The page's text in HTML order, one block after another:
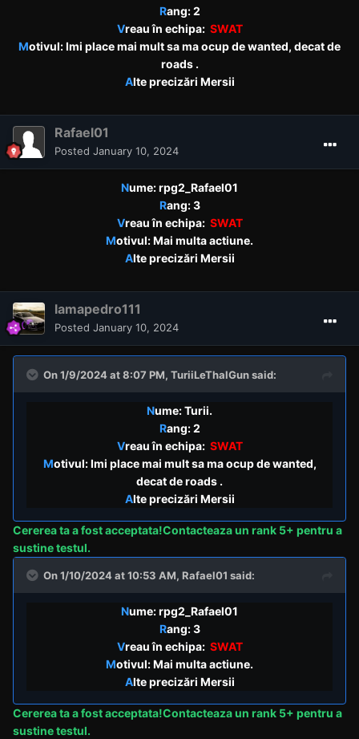
Rang: 2
Vreau în echipa: SWAT
Motivul: Imi place mai mult sa ma ocup de wanted, decat de
roads .
Alte precizări Mersii
Rafael01
Posted January 10, 2024
Nume: rpg2_Rafael01
Rang: 3
Vreau în echipa: SWAT
Motivul: Mai multa actiune.
Alte precizări Mersii
lamapedro111
Posted January 10, 2024
On 1/9/2024 at 8:07 PM,TuriiLeThalGunsaid:
Nume: Turii.
Rang: 2
Vreau în echipa: SWAT
Motivul: Imi place mai mult sa ma ocup de wanted,
decat de roads .
Alte precizări Mersii
Cerereata a fost acceptata!Contacteaza un rank 5+ pentru a
sustine testul.
On 1/10/2024 at 10:53 AM,Rafael01 said:
Nume: rpg2_Rafael01
Rang: 3
Vreau în echipa: SWAT
Motivul: Mai multa actiune.
Alte precizări Mersii
Cerereata a fost acceptata!Contacteaza un rank 5+ pentru a
sustine testul.